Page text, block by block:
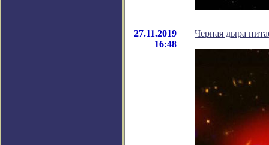
27.11.2019
16:48
Черная дыра